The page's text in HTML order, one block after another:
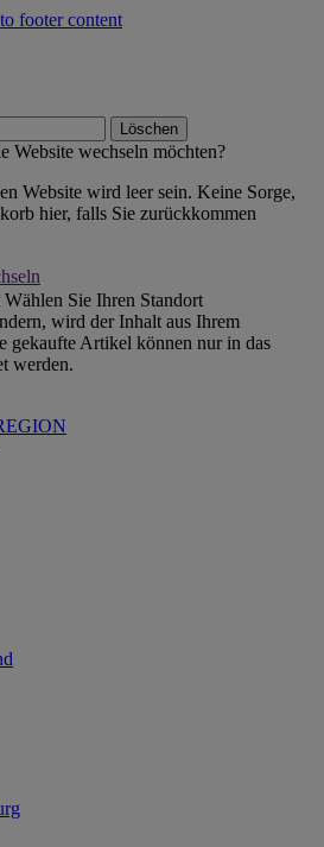
footer content
Löschen
Website wechseln möchten?
Website wird leer sein. Keine Sorge,
hier, falls Sie zurückkommen
Wählen Sie Ihren Standort
wird der Inhalt aus Ihrem
gekaufte Artikel können nur in das
werden.